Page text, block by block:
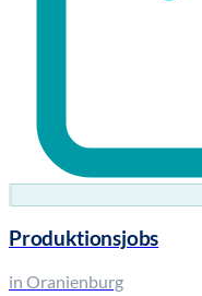
Produktionsjobs
in Oranienburg